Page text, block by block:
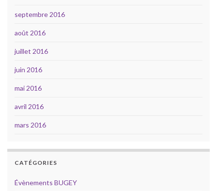
septembre 2016
août 2016
juillet 2016
juin 2016
mai 2016
avril 2016
mars 2016
CATÉGORIES
Évènements BUGEY